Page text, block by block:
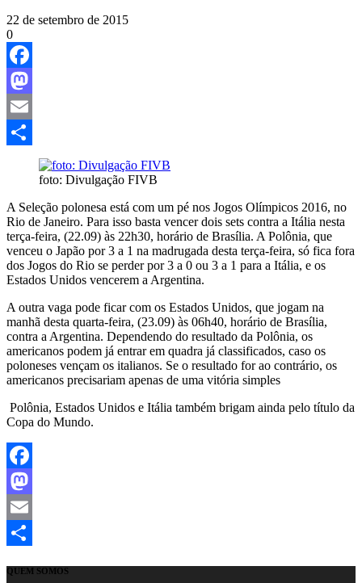
22 de setembro de 2015
0
Facebook
Mastodon
Email
foto: Divulgação FIVB
A Seleção polonesa está com um pé nos Jogos Olímpicos 2016, no
Rio de Janeiro. Para isso basta vencer dois sets contra a Itália nesta
terça-feira, (22.09) às 22h30, horário de Brasília. A Polônia, que
venceu o Japão por 3 a 1 na madrugada desta terça-feira, só fica fora
dos Jogos do Rio se perder por 3 a 0 ou 3 a 1 para a Itália, e os
Estados Unidos vencerem a Argentina.
A outra vaga pode ficar com os Estados Unidos, que jogam na
manhã desta quarta-feira, (23.09) às 06h40, horário de Brasília,
contra a Argentina. Dependendo do resultado da Polônia, os
americanos podem já entrar em quadra já classificados, caso os
poloneses vençam os italianos. Se o resultado for ao contrário, os
americanos precisariam apenas de uma vitória simples
Polônia, Estados Unidos e Itália também brigam ainda pelo título da
Copa do Mundo.
Facebook
Mastodon
Email
QUEM SOMOS